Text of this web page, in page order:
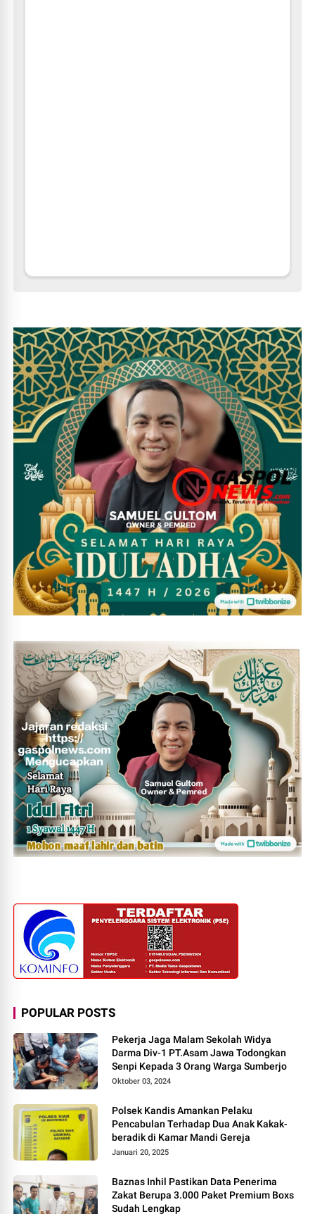
POPULAR POSTS
Pekerja Jaga Malam Sekolah Widya
Darma Div-1 PT.Asam Jawa Todongkan
Senpi Kepada 3 Orang Warga Sumberjo
Oktober 03, 2024
Polsek Kandis Amankan Pelaku
Pencabulan Terhadap Dua Anak Kakak-
beradik di Kamar Mandi Gereja
Januari 20, 2025
Baznas Inhil Pastikan Data Penerima
Zakat Berupa 3.000 Paket Premium Boxs
Sudah Lengkap